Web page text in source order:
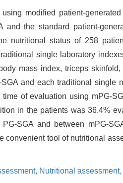
modified patient-
the standard patient-
nutritional status of 258
single laboratory
mass index, triceps
and each traditional single
time of evaluation using mPG-
in the patients was 36.4%
SGA and between mPG-
convenient tool of nutritional
Nutritional assessment,